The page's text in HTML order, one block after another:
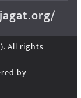
. All rights
by